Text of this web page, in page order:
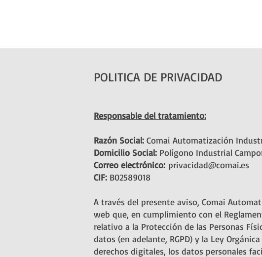
POLITICA DE PRIVACIDAD
Responsable del tratamiento:
Razón Social: Comai Automatización
Domicilio Social: Polígono Industrial
Correo electrónico: privacidad@comai.es
CIF: B02589018
A través del presente aviso, Comai
web que, en cumplimiento con el
relativo a la Protección de las Personas
datos (en adelante, RGPD) y la Ley
derechos digitales, los datos personales